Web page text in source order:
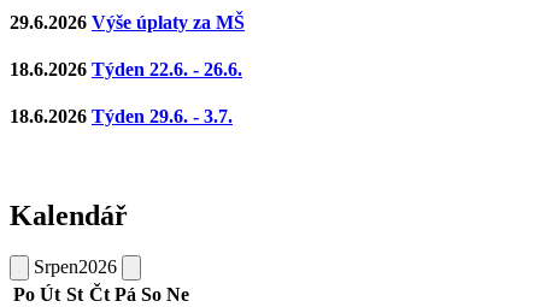
29.6.2026 Výše úplaty za MŠ
18.6.2026 Týden 22.6. - 26.6.
18.6.2026 Týden 29.6. - 3.7.
Kalendář
Srpen2026
Po Út St Čt Pá So Ne